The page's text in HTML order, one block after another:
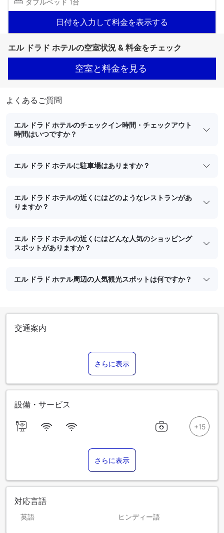
日付を入力して料金を表示する
エル ドラド ホテルの空室状況 & 料金をチェック
空室と料金を見る
よくあるご質問
エル ドラド ホテルのチェックイン時間・チェックアウト
時間はいつですか？
エル ドラド ホテルに駐車場はありますか？
エル ドラド ホテルの近くにはどのようなレストランがあ
りますか？
エル ドラド ホテルの近くにはどんな人気のショッピング
スポットがありますか？
エル ドラド ホテル周辺の人気観光スポットは何ですか？
交通案内
さらに表示
設備・サービス
さらに表示
対応言語
英語 ヒンディー語